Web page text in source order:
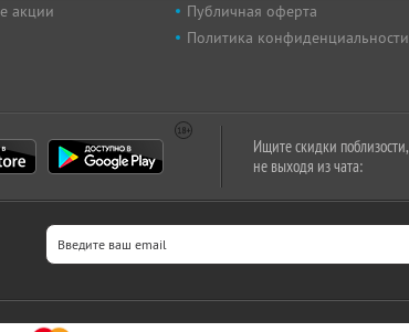
акции
Публичная оферта
Политика конфиденциальности
Ищите скидки поблизости,
не выходя из чата: